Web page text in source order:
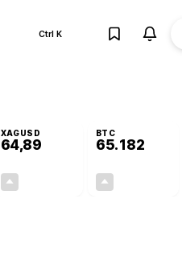
Ctrl K
XAGUSD
64,89
BTC
65.182